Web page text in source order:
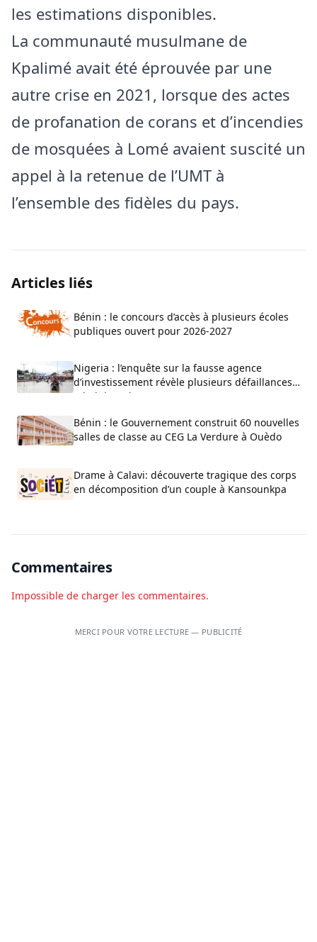
les estimations disponibles.
La communauté musulmane de
Kpalimé avait été éprouvée par une
autre crise en 2021, lorsque des actes
de profanation de corans et d’incendies
de mosquées à Lomé avaient suscité un
appel à la retenue de l’UMT à
l’ensemble des fidèles du pays.
Articles liés
Bénin : le concours d’accès à plusieurs écoles
publiques ouvert pour 2026-2027
Nigeria : l’enquête sur la fausse agence
d’investissement révèle plusieurs défaillances
administratives
Bénin : le Gouvernement construit 60 nouvelles
salles de classe au CEG La Verdure à Ouèdo
Drame à Calavi: découverte tragique des corps
en décomposition d’un couple à Kansounkpa
Commentaires
Impossible de charger les commentaires.
MERCI POUR VOTRE LECTURE — PUBLICITÉ